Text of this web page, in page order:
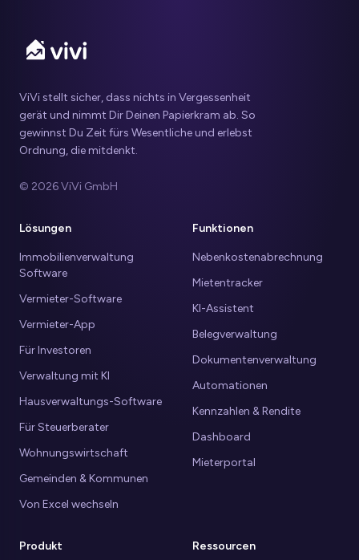
ViVi stellt sicher, dass nichts in Vergessenheit
gerät und nimmt Dir Deinen Papierkram ab. So
gewinnst Du Zeit fürs Wesentliche und erlebst
Ordnung, die mitdenkt.
© 2026 ViVi GmbH
Produkt
Funktionen
Nebenkostenabrechnung
Mietentracker
KI-Assistent
Belegverwaltung
Dokumentenverwaltung
Automationen
Kennzahlen & Rendite
Dashboard
Mieterportal
Lösungen
Immobilienverwaltung
Software
Vermieter-Software
Vermieter-App
Für Investoren
Verwaltung mit KI
Hausverwaltungs-Software
Für Steuerberater
Wohnungswirtschaft
Gemeinden & Kommunen
Von Excel wechseln
Ressourcen